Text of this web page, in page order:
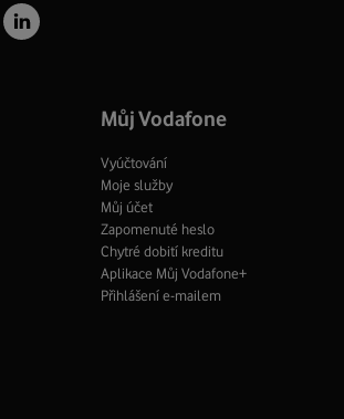
LinkedIn
Můj Vodafone
Vyúčtování
Moje služby
Můj účet
Zapomenuté heslo
Chytré dobití kreditu
Aplikace Můj Vodafone+
Přihlášení e-mailem